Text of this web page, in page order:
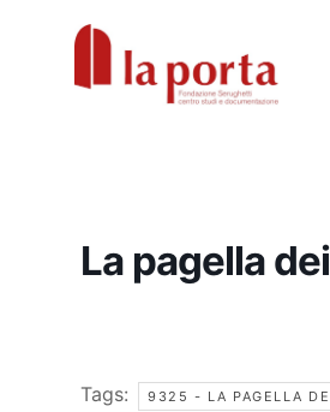
La pagella
Tags: 9325 - LA PAGELLA